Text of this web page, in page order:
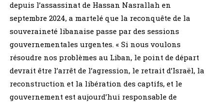
depuis l’assassinat de Hassan Nasrallah en
septembre 2024, a martelé que la reconquête de la
souveraineté libanaise passe par des sessions
gouvernementales urgentes. « Si nous voulons
résoudre nos problèmes au Liban, le point de départ
devrait être l’arrêt de l’agression, le retrait d’Israël, la
reconstruction et la libération des captifs, et le
gouvernement est aujourd’hui responsable de